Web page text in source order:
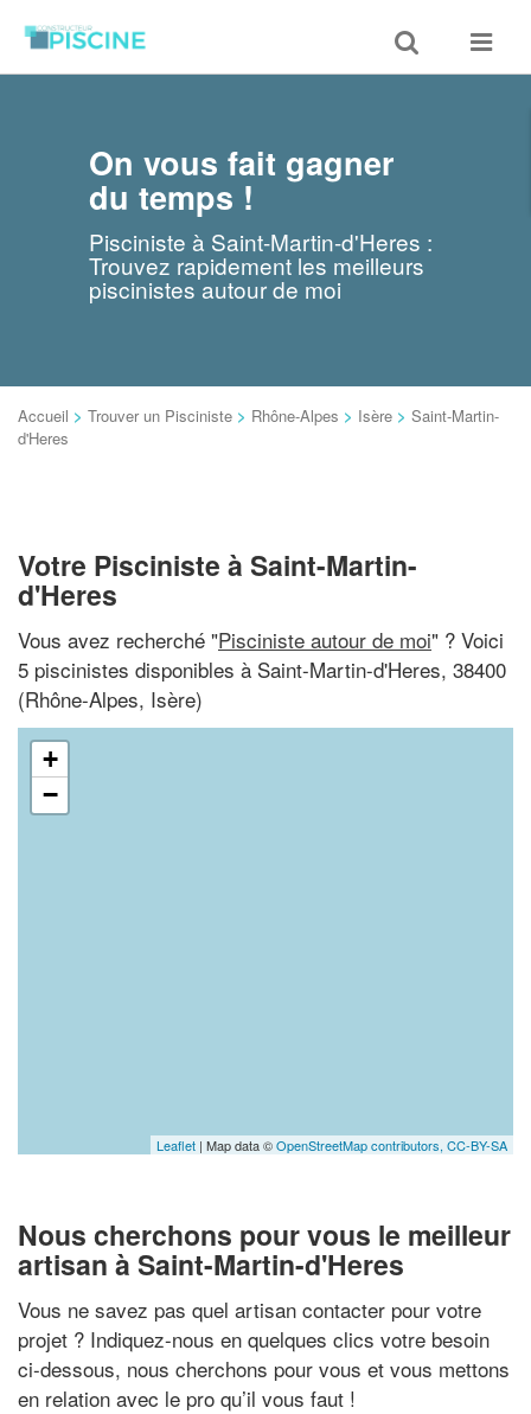
Toggle
search
Toggle
On vous fait gagner
du temps !
Pisciniste à Saint-Martin-d'Heres :
Trouvez rapidement les meilleurs
piscinistes autour de moi
Accueil > Trouver un Pisciniste > Rhône-Alpes > Isère > Saint-Martin-
d'Heres
Votre Pisciniste à Saint-Martin-
d'Heres
Vous avez recherché "Pisciniste autour de moi" ? Voici
5 piscinistes disponibles à Saint-Martin-d'Heres, 38400
(Rhône-Alpes, Isère)
+
−
Leaflet | Map data ©OpenStreetMap contributors, CC-BY-SA
Nous cherchons pour vous le meilleur
artisan à Saint-Martin-d'Heres
Vous ne savez pas quel artisan contacter pour votre
projet ? Indiquez-nous en quelques clics votre besoin
ci-dessous, nous cherchons pour vous et vous mettons
en relation avec le pro qu’il vous faut !